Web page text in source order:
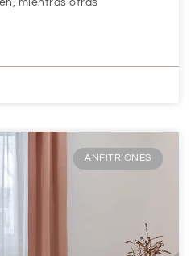
mientras otras
ANFITRIONES